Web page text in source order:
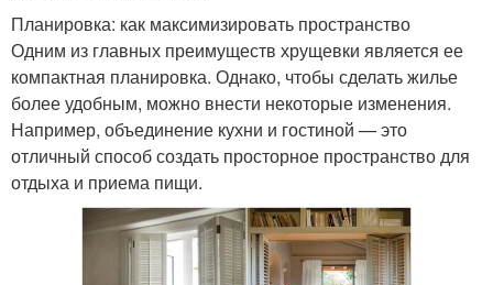
Планировка: как максимизировать пространство
Одним из главных преимуществ хрущевки является ее
компактная планировка. Однако, чтобы сделать жилье
более удобным, можно внести некоторые изменения.
Например, объединение кухни и гостиной — это
отличный способ создать просторное пространство для
отдыха и приема пищи.